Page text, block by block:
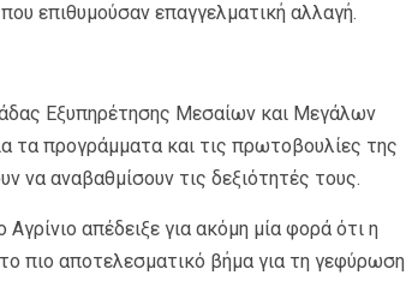
επιθυμούσαν επαγγελματική αλλαγή.
Εξυπηρέτησης Μεσαίων και Μεγάλων
τα προγράμματα και τις πρωτοβουλίες της
να αναβαθμίσουν τις δεξιότητές τους.
Αγρίνιο απέδειξε για ακόμη μία φορά ότι η
πιο αποτελεσματικό βήμα για τη γεφύρωση